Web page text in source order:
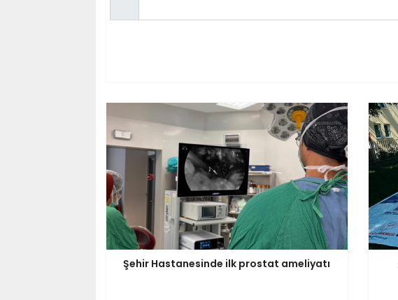
Şehir Hastanesinde ilk prostat ameliyatı